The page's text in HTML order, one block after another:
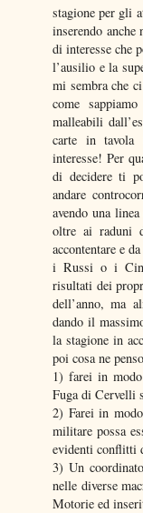
stagione per gli
inserendo
di interesse che
l’ausilio e la
mi sembra che
come
malleabili
carte in tavola
interesse! Per
di decidere ti
andare
avendo una
oltre ai raduni
accontentare e
i Russi o i
risultati dei
dell’anno, ma
dando il
la stagione in
poi cosa ne
1) farei in
Fuga di Cervelli
2) Farei in
militare possa
evidenti conflitti
3) Un
nelle diverse
Motorie ed